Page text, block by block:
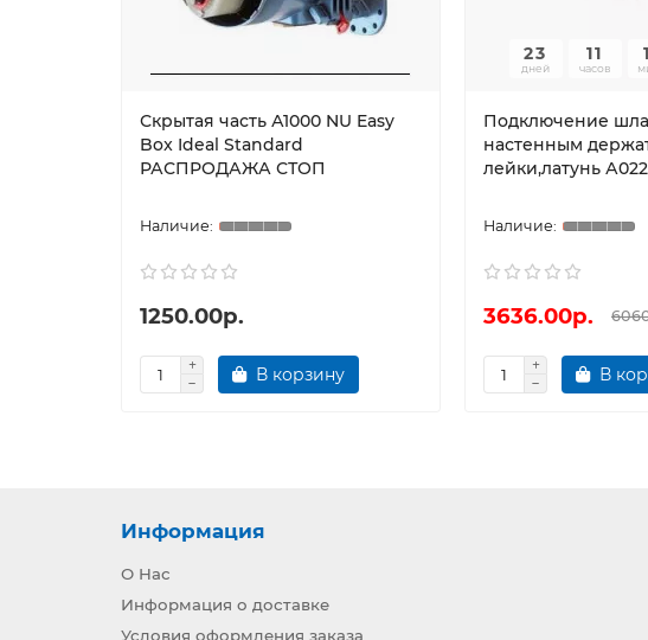
Скрытая часть А1000 NU Easy
Box Ideal Standard
РАСПРОДАЖА СТОП
1250.00р.
В корзину
23
дней
11
часов
Подключение
настенным
лейки,латунь
3636.00р.
В
Информация
О Нас
Информация о доставке
Условия оформления заказа